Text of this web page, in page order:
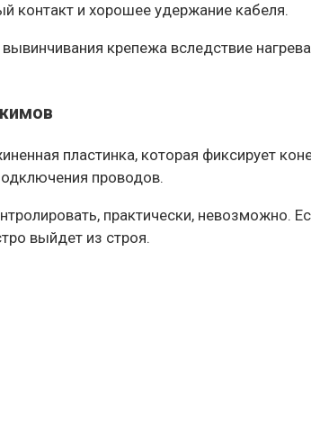
контакт и хорошее удержание кабеля.
крепежа вследствие
пластинка, которая фиксирует
проводов.
практически, невозможно.
выйдет из строя.